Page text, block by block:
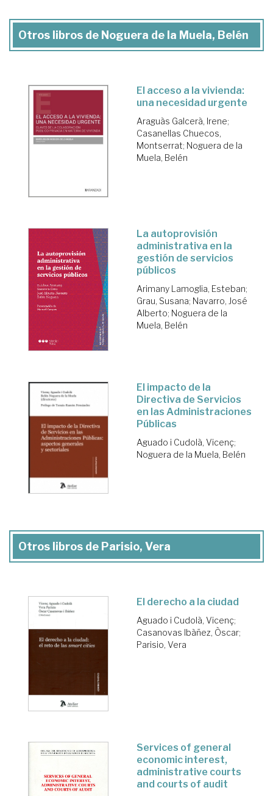
Otros libros de Noguera de la Muela, Belén
El acceso a la vivienda:
una necesidad urgente
Araguàs Galcerà, Irene;
Casanellas Chuecos,
Montserrat; Noguera de la
Muela, Belén
La autoprovisión
administrativa en la
gestión de servicios
públicos
Arimany Lamoglia, Esteban;
Grau, Susana; Navarro, José
Alberto; Noguera de la
Muela, Belén
El impacto de la
Directiva de Servicios
en las Administraciones
Públicas
Aguado i Cudolà, Vicenç;
Noguera de la Muela, Belén
Otros libros de Parisio, Vera
El derecho a la ciudad
Aguado i Cudolà, Vicenç;
Casanovas Ibàñez, Òscar;
Parisio, Vera
Services of general
economic interest,
administrative courts
and courts of audit